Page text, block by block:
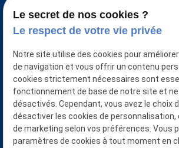
7500 Tournai Belgique
+32 493 50 38 33
NUMÉRO
0401921874/0427871651
NUMÉRO D’AGRÉATION
Goficom srl :
Le secret de nos cookies ?
Le respect de votre vie privée
Notre site utilise des cookies pour
de navigation et vous offrir un contenu
cookies strictement nécessaires sont
fonctionnement de base de notre site et
désactivés. Cependant, vous avez le choix
désactiver les cookies de
de marketing selon vos préférences. Vous
paramètres de cookies à tout moment en